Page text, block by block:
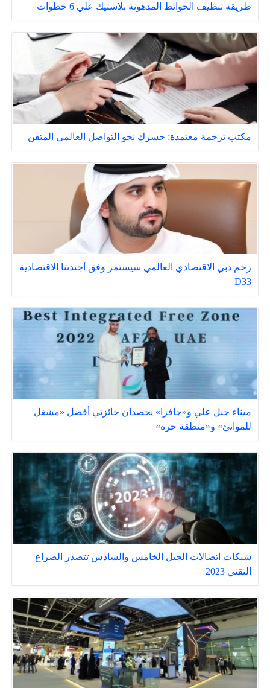
طريقة تنظيف الحوائط المدهونة بلاستيك علي 6 خطوات
مكتب ترجمة معتمدة: جسرك نحو التواصل العالمي المتقن
زخم دبي الاقتصادي العالمي سيستمر وفق أجندتنا الاقتصادية
D33
ميناء جبل علي و«جافزا» يحصدان جائزتي أفضل «مشغل
للموانئ» و«منطقة حرة»
شبكات اتصالات الجيل الخامس والسادس تتصدر الصراع
التقني 2023